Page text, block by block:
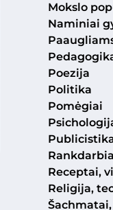
Mokslo
Naminiai
Poezija
Politika
Pomėgiai
Receptai,
Religija,
Šachmatai,